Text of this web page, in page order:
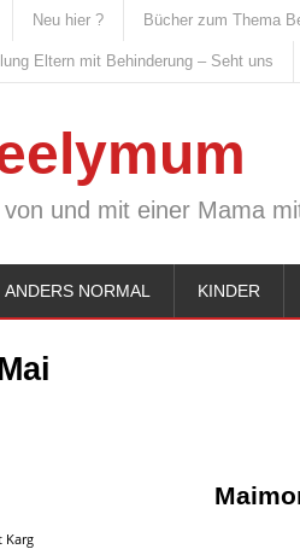
Neu hier ? Bücher zum Thema
Eltern mit Behinderung – Seht uns
und mit einer Mama
ANDERS NORMAL KINDER
Karg